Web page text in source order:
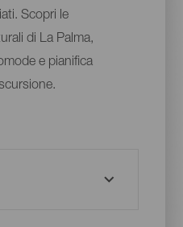
Scopri le
di La Palma,
e pianifica